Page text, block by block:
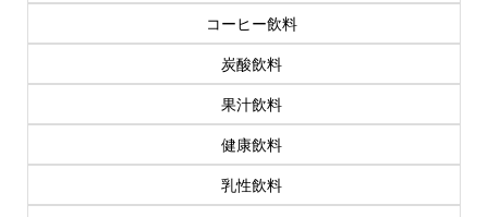
コーヒー飲料
炭酸飲料
果汁飲料
健康飲料
乳性飲料